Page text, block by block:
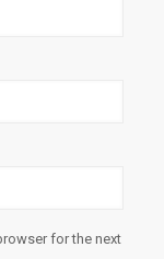
for the next